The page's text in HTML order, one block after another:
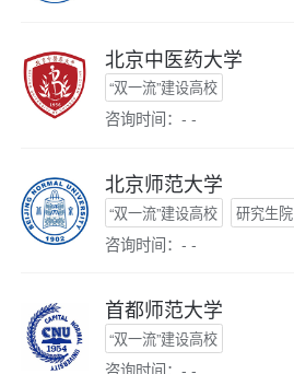
北京中医药大学
“双一流”建设高校
咨询时间：- -
北京师范大学
“双一流”建设高校 研究生院
咨询时间：- -
首都师范大学
“双一流”建设高校
咨询时间：- -